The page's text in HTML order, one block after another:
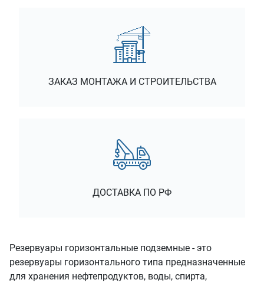
ЗАКАЗ МОНТАЖА И СТРОИТЕЛЬСТВА
ДОСТАВКА ПО РФ
Резервуары горизонтальные подземные - это
резервуары горизонтального типа предназначенные
для хранения нефтепродуктов, воды, спирта,